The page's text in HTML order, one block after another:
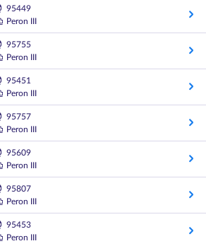
95449
Peron III
95755
Peron III
95451
Peron III
95757
Peron III
95609
Peron III
95807
Peron III
95453
Peron III